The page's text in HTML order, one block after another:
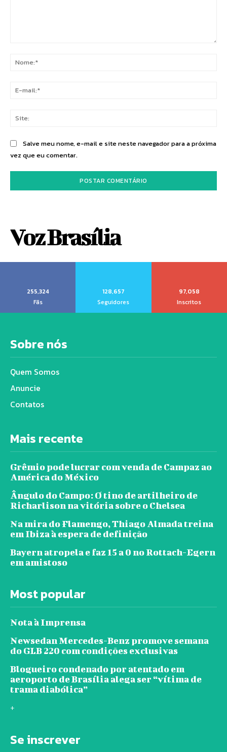
Salve meu nome, e-mail e site neste navegador para a próxima
vez que eu comentar.
Voz Brasília
255,324
Fãs
128,657
Seguidores
97,058
Inscritos
Sobre nós
Quem Somos
Anuncie
Contatos
Mais recente
Grêmio pode lucrar com venda de Campaz ao
América do México
Ângulo do Campo: O tino de artilheiro de
Richarlison na vitória sobre o Chelsea
Na mira do Flamengo, Thiago Almada treina
em Ibiza à espera de definição
Bayern atropela e faz 15 a 0 no Rottach-Egern
em amistoso
Most popular
Nota à Imprensa
Newsedan Mercedes-Benz promove semana
do GLB 220 com condições exclusivas
Blogueiro condenado por atentado em
aeroporto de Brasília alega ser “vítima de
trama diabólica”
+
Se inscrever